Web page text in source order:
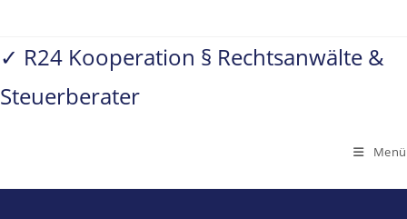
springen
✓ R24 Kooperation § Rechtsanwälte &
Steuerberater
Menü